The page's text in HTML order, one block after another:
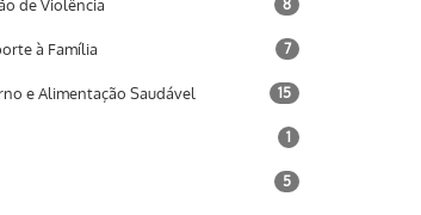
de Violência 8
à Família 7
e Alimentação Saudável 15
1
5